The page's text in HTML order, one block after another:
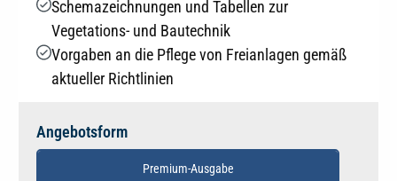
Schemazeichnungen und Tabellen zur
Vegetations- und Bautechnik
Vorgaben an die Pflege von Freianlagen gemäß
aktueller Richtlinien
Angebotsform
Premium-Ausgabe